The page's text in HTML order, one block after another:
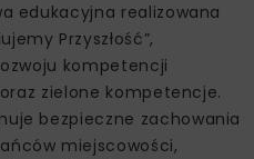
edukacyjna realizowana
Przyszłość”,
kompetencji
oraz zielone kompetencje.
bezpieczne zachowania
miejscowości,